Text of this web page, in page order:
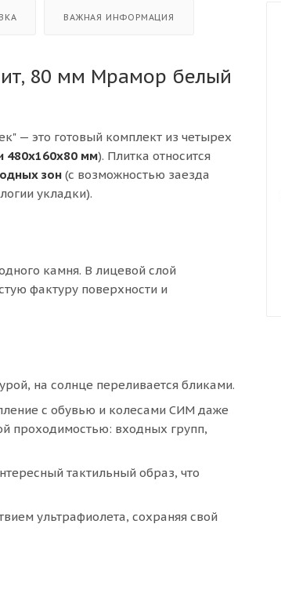
ВАЖНАЯ ИНФОРМАЦИЯ
80 мм Мрамор белый
— это готовый комплект из четырех
480x160x80 мм). Плитка относится
зон (с возможностью заезда
укладки).
камня. В лицевой слой
фактуру поверхности и
на солнце переливается бликами.
с обувью и колесами СИМ даже
проходимостью: входных групп,
тактильный образ, что
ультрафиолета, сохраняя свой